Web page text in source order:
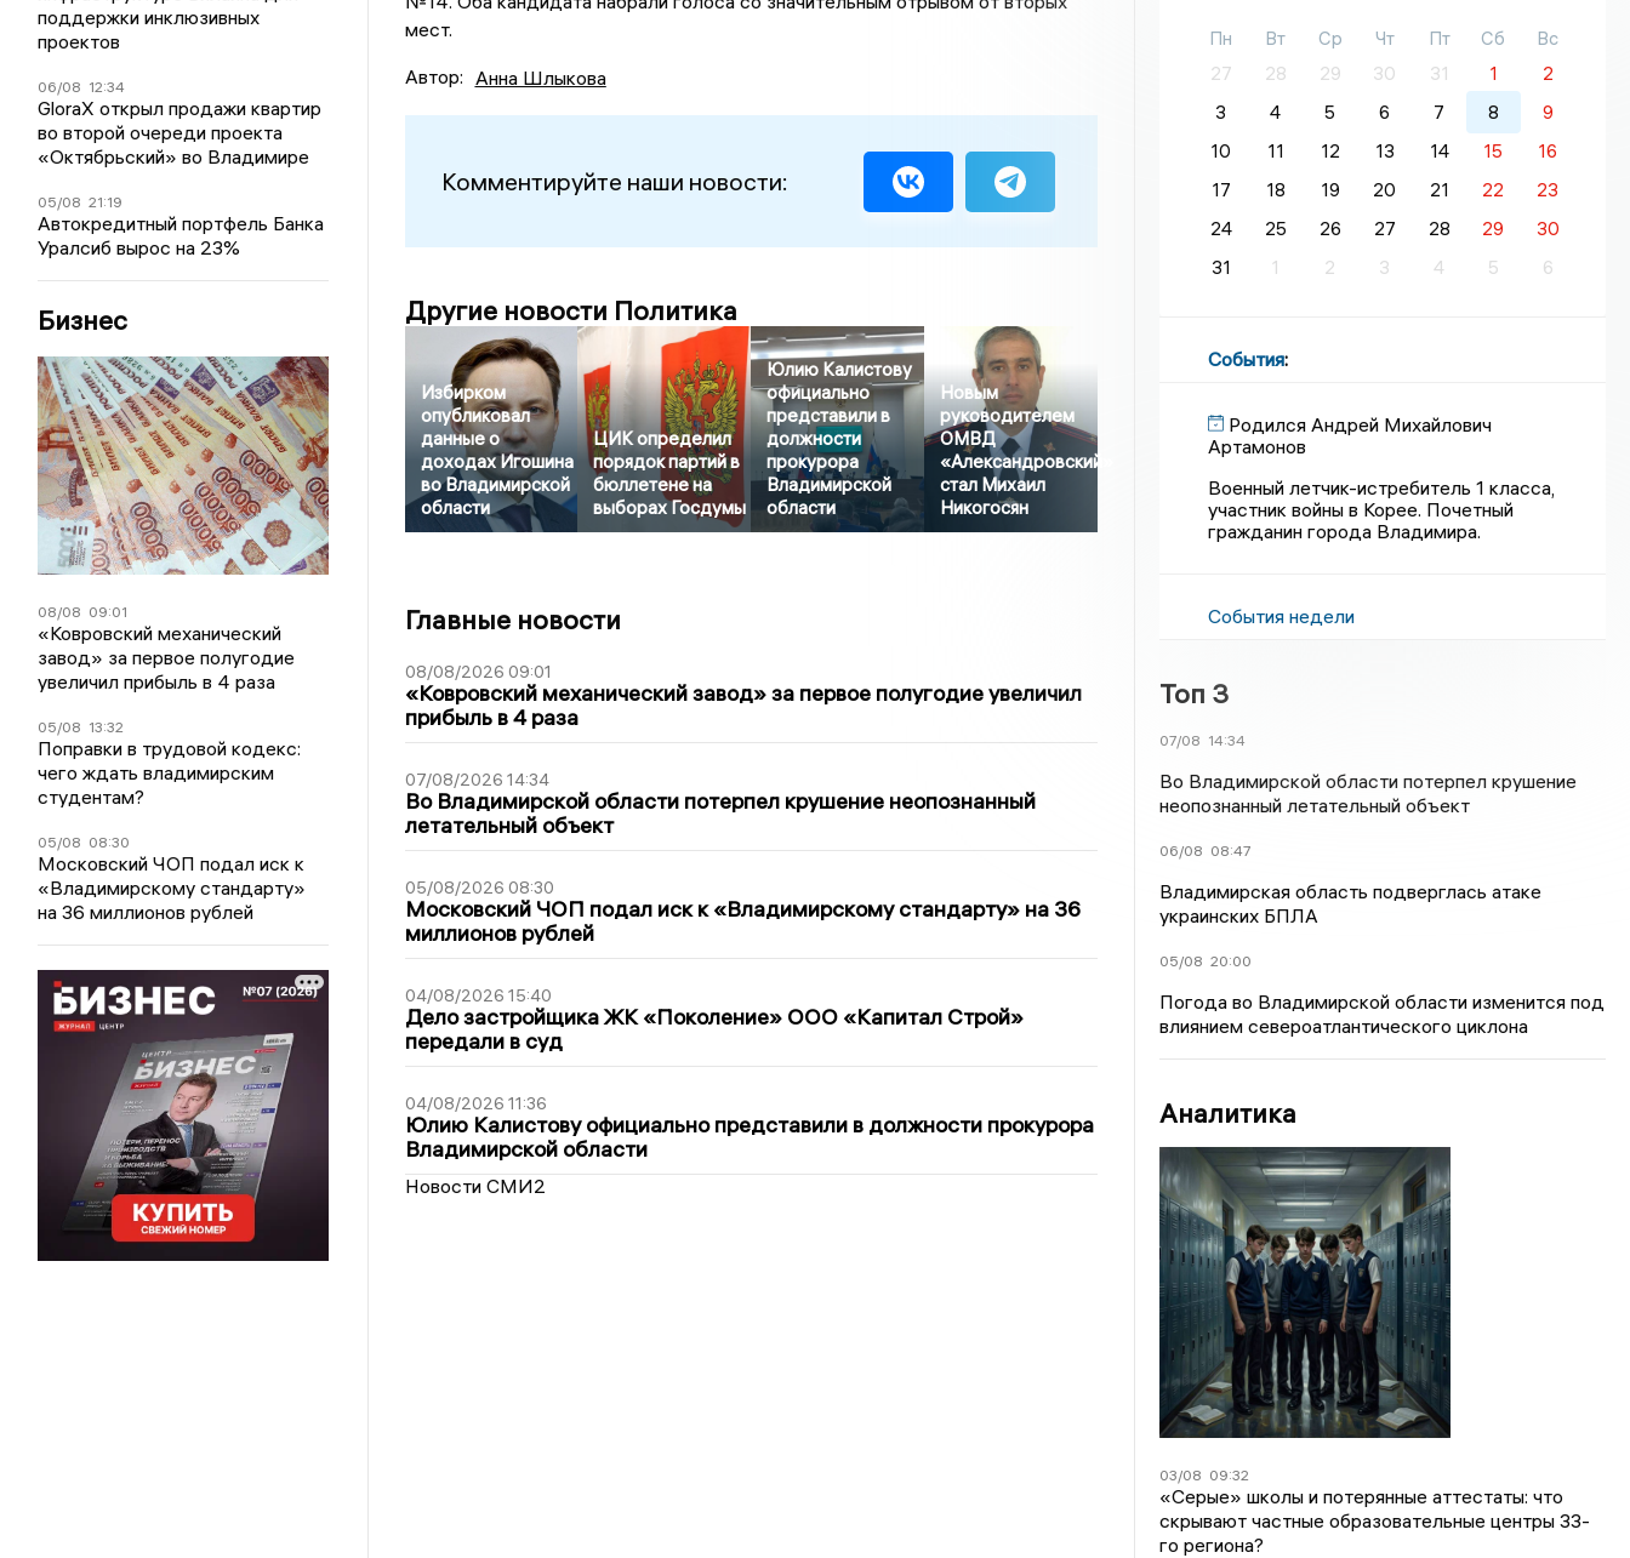
поддержки инклюзивных
проектов
06/08 12:34
GloraX открыл продажи квартир
во второй очереди проекта
«Октябрьский» во Владимире
05/08 21:19
Автокредитный портфель Банка
Уралсиб вырос на 23%
Бизнес
08/08 09:01
«Ковровский механический
завод» за первое полугодие
увеличил прибыль в 4 раза
05/08 13:32
Поправки в трудовой кодекс:
чего ждать владимирским
студентам?
05/08 08:30
Московский ЧОП подал иск к
«Владимирскому стандарту»
на 36 миллионов рублей
мест.
Автор: Анна Шлыкова
Комментируйте наши новости:
Другие новости Политика
Избирком
опубликовал
данные о
доходах Игошина
во Владимирской
области
ЦИК определил
порядок партий в
бюллетене на
выборах Госдумы
Юлию Калистову
официально
представили в
должности
прокурора
Владимирской
области
Новым
руководителем
ОМВД
«Александровский»
стал Михаил
Никогосян
Главные новости
08/08/2026 09:01
«Ковровский механический завод» за первое полугодие увеличил
прибыль в 4 раза
07/08/2026 14:34
Во Владимирской области потерпел крушение неопознанный
летательный объект
05/08/2026 08:30
Московский ЧОП подал иск к «Владимирскому стандарту» на 36
миллионов рублей
04/08/2026 15:40
Дело застройщика ЖК «Поколение» ООО «Капитал Строй»
передали в суд
04/08/2026 11:36
Юлию Калистову официально представили в должности прокурора
Владимирской области
Новости СМИ2
Пн Вт Ср Чт Пт Сб
Вс
27
28 29 30 31 1
2
3
4 5 6 7 8
9
10
11 12 13 14 15
16
17
18 19 20 21 22
23
24
25 26 27 28 29
30
31
1 2 3 4 5 6
События:
Родился Андрей Михайлович
Артамонов
Военный летчик-истребитель 1 класса,
участник войны в Корее. Почетный
гражданин города Владимира.
События недели
Топ 3
07/08 14:34
Во Владимирской области потерпел крушение
неопознанный летательный объект
06/08 08:47
Владимирская область подверглась атаке
украинских БПЛА
05/08 20:00
Погода во Владимирской области изменится под
влиянием североатлантического циклона
Аналитика
03/08 09:32
«Серые» школы и потерянные аттестаты: что
скрывают частные образовательные центры 33-
го региона?